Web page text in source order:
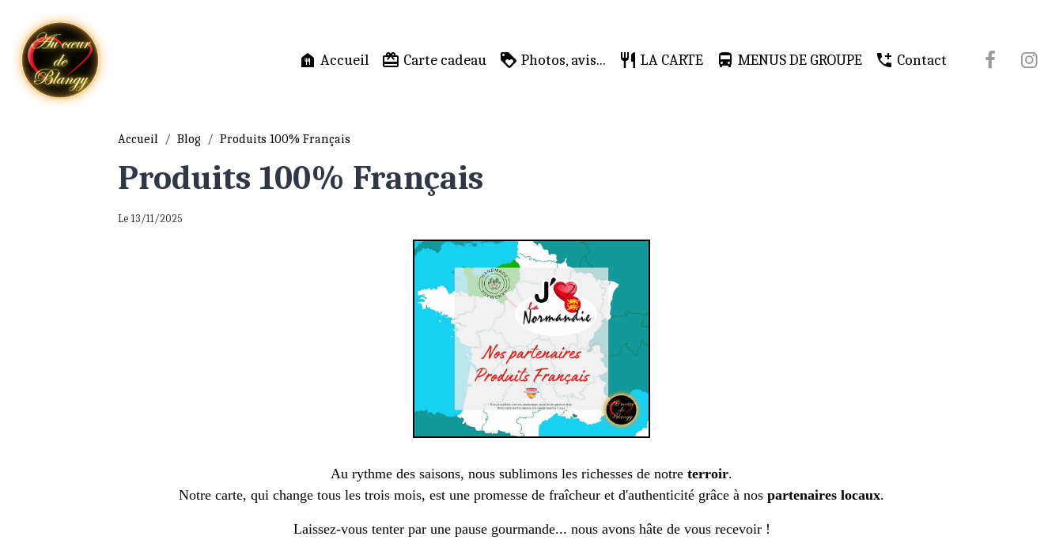
Accueil Carte cadeau Photos, avis... LA CARTE MENUS DE GROUPE Contact
Accueil Blog Produits 100% Français
Produits 100% Français
Le 13/11/2025
Au rythme des saisons, nous sublimons les richesses de notre terroir.
Notre carte, qui change tous les trois mois, est une promesse de fraîcheur et d'authenticité grâce à nos partenaires locaux.
Laissez-vous tenter par une pause gourmande... nous avons hâte de vous recevoir !